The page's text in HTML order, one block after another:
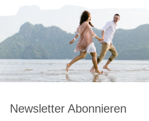
Newsletter Abonnieren